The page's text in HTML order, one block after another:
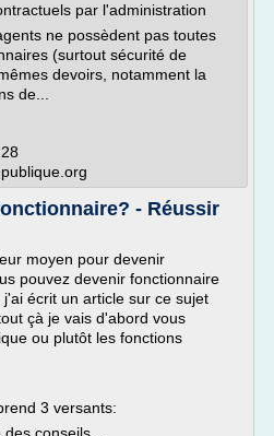
par l'administration
ne possèdent pas toutes
(surtout sécurité de
devoirs, notamment la
de...
- Réussir
moyen pour devenir
pouvez devenir fonctionnaire
écrit un article sur ce sujet
çà je vais d'abord vous
ou plutôt les fonctions
3 versants: